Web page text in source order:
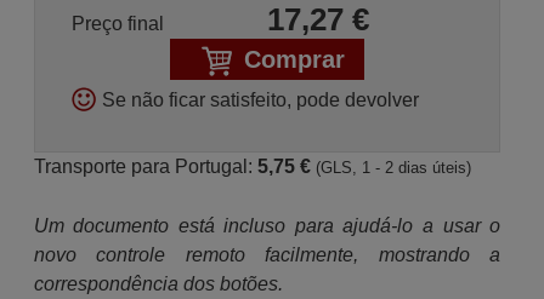
Preço final
17,27€
Comprar
Se não ficar satisfeito, pode devolver
Transporte para Portugal: 5,75 € (GLS, 1 - 2 dias úteis)
Um documento está incluso para ajudá-lo a usar o
novo controle remoto facilmente, mostrando a
correspondência dos botões.